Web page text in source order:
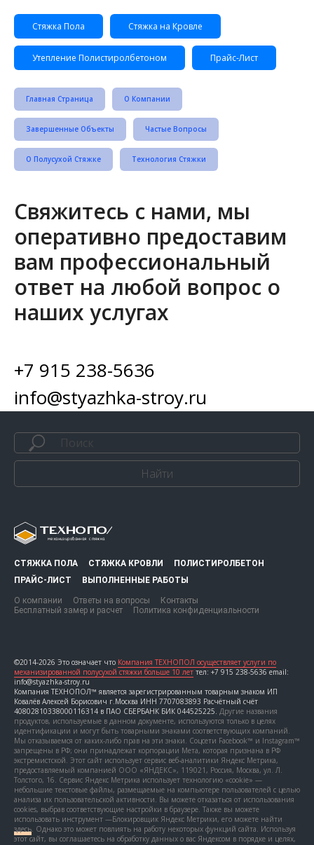
Стяжка Пола Стяжка на Кровле
Утепление Полистиролбетоном Прайс-Лист
Главная Страница О Компании
Завершенные Объекты Частые Вопросы
О Полусухой Стяжке Технология Стяжки
Свяжитесь с нами, мы
оперативно предоставим
вам профессиональный
ответ на любой вопрос о
наших услугах
+7 915 238-5636
info@styazhka-stroy.ru
Найти
СТЯЖКА ПОЛА СТЯЖКА КРОВЛИ
ПОЛИСТИРОЛБЕТОН
ПРАЙС-ЛИСТ
ВЫПОЛНЕННЫЕ РАБОТЫ
О компании Ответы на вопросы
Контакты
Бесплатный замер и расчет
Политика конфиденциальности
©2014-2026 Это означает что Компания ТЕХНОПОЛ осуществляет услуги по
механизированной полусухой стяжки больше 10 лет тел: +7 915 238-5636 email:
info@styazhka-stroy.ru
Компания ТЕХНОПОЛ™ является зарегистрированным товарным знаком ИП
Ковалёв Алексей Борисович г.Москва ИНН 7707083893 Расчётный счёт
40802810338000116314 в ПАО СБЕРБАНК БИК 044525225. Другие названия
продуктов, используемые в данном документе, используются только в целях
идентификации и могут быть товарными знаками соответствующих компаний.
Мы отказываемся от каких-либо прав на эти знаки. Соцсети Facebook™ и Instagram™
запрещены в РФ; они принадлежат корпорации Мета, которая признана в РФ
экстремистской. Этот сайт использует сервис веб-аналитики Яндекс Метрика,
предоставляемый компанией ООО «ЯНДЕКС», 119021, Россия, Москва, ул. Л.
Толстого, 16. Сервис Яндекс Метрика использует технологию «cookie» —
небольшие текстовые файлы, размещаемые на компьютере пользователей с целью
анализа их пользовательской активности. Вы можете отказаться от использования
cookies, выбрав соответствующие настройки в браузере. Также вы можете
использовать инструмент —Блокировщик Яндекс Метрики, его можете найти
здесь. Однако это может повлиять на работу некоторых функций сайта. Используя
этот сайт, вы соглашаетесь на обработку данных о вас Яндексом в порядке и целях,